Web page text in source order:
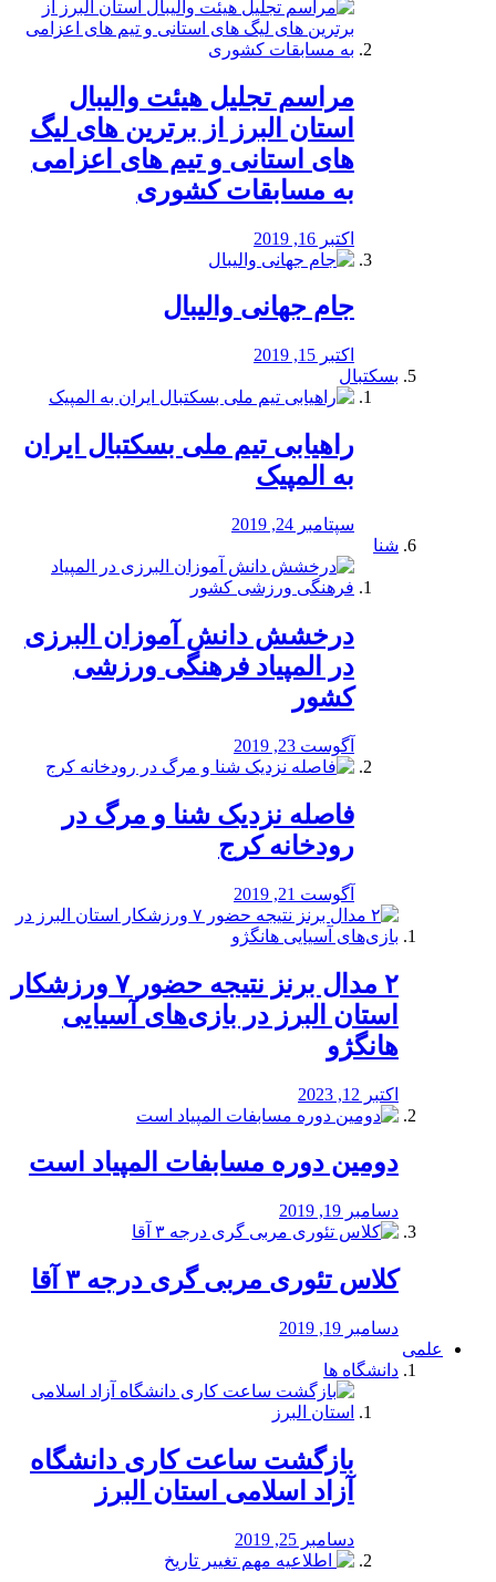
مراسم تجلیل هیئت والیبال
استان البرز از برترین های لیگ
های استانی و تیم های اعزامی
به مسابقات کشوری
اکتبر 16, 2019
جام جهانی والیبال
اکتبر 15, 2019
بسکتبال
راهیابی تیم ملی بسکتبال ایران
به المپیک
سپتامبر 24, 2019
شنا
درخشش دانش آموزان البرزی
در المپیاد فرهنگی ورزشی
کشور
آگوست 23, 2019
️فاصله نزدیک شنا و مرگ در
رودخانه کرج
آگوست 21, 2019
۲ مدال برنز نتیجه حضور ۷ ورزشکار
استان البرز در بازی‌های آسیایی
هانگژو
اکتبر 12, 2023
دومین دوره مسابفات المپیاد است
دسامبر 19, 2019
کلاس تئوری مربی گری درجه ۳ آقا
دسامبر 19, 2019
علمی
دانشگاه ها
بازگشت ساعت کاری دانشگاه
آزاد اسلامی استان البرز
دسامبر 25, 2019